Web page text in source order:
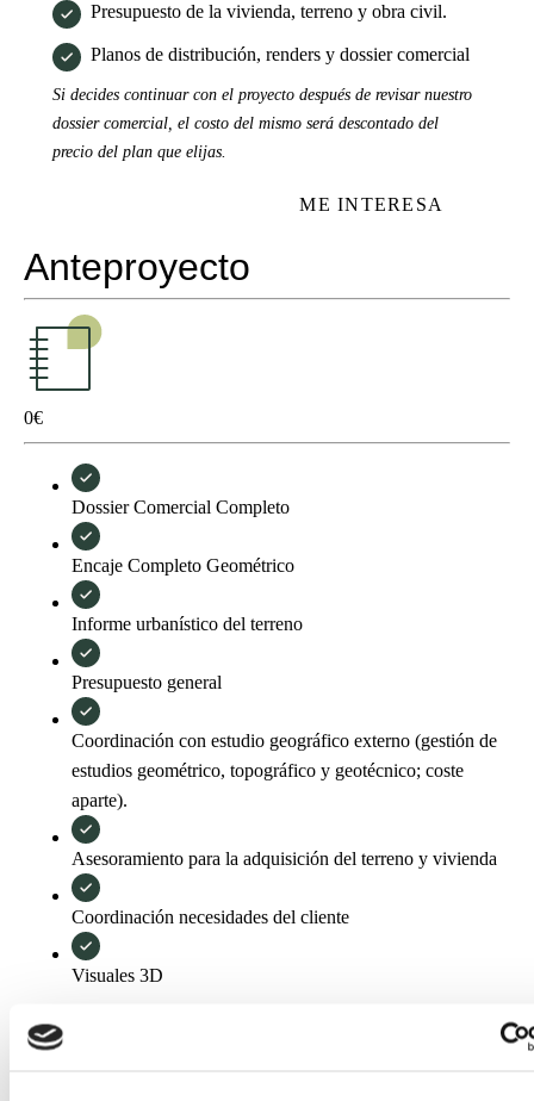
Presupuesto de la vivienda, terreno y obra civil.
Planos de distribución, renders y dossier comercial
Si decides continuar con el proyecto después de revisar nuestro
dossier comercial, el costo del mismo será descontado del
precio del plan que elijas.
ME INTERESA
Anteproyecto
0€
Dossier Comercial Completo
Encaje Completo Geométrico
Informe urbanístico del terreno
Presupuesto general
Coordinación con estudio geográfico externo (gestión de
estudios geométrico, topográfico y geotécnico; coste
aparte).
Asesoramiento para la adquisición del terreno y vivienda
Coordinación necesidades del cliente
Visuales 3D